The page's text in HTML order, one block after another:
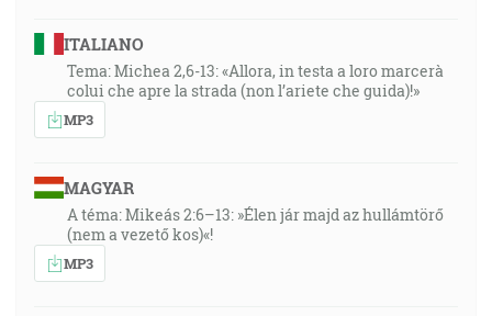
ITALIANO
Tema: Michea 2,6-13: «Allora, in testa a loro marcerà
colui che apre la strada (non l’ariete che guida)!»
MP3
MAGYAR
A téma: Mikeás 2:6–13: »Élen jár majd az hullámtörő
(nem a vezető kos)«!
MP3